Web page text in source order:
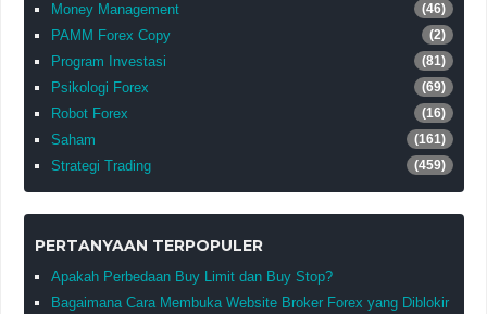
Money Management (46)
PAMM Forex Copy (2)
Program Investasi (81)
Psikologi Forex (69)
Robot Forex (16)
Saham (161)
Strategi Trading (459)
PERTANYAAN TERPOPULER
Apakah Perbedaan Buy Limit dan Buy Stop?
Bagaimana Cara Membuka Website Broker Forex yang Diblokir